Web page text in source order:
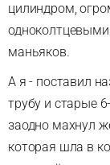
цилиндром,
маньяков.
А я - поставил
трубу и старые
заодно махнул
которая шла в